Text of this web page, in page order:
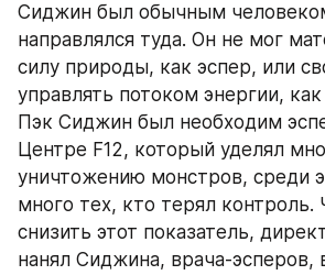
Сиджин был обычным
направлялся туда. Он не мог
силу природы, как эспер, или
управлять потоком энергии,
Пэк Сиджин был необходим
Центре F12, который уделял
уничтожению монстров, среди
много тех, кто терял контроль.
снизить этот показатель,
нанял Сиджина, врача-эсперов,